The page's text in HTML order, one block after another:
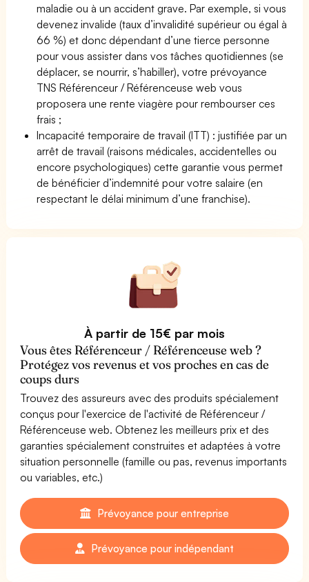
maladie ou à un accident grave. Par exemple, si vous
devenez invalide (taux d’invalidité supérieur ou égal à
66 %) et donc dépendant d’une tierce personne
pour vous assister dans vos tâches quotidiennes (se
déplacer, se nourrir, s’habiller), votre prévoyance
TNS Référenceur / Référenceuse web vous
proposera une rente viagère pour rembourser ces
frais ;
Incapacité temporaire de travail (ITT) : justifiée par un
arrêt de travail (raisons médicales, accidentelles ou
encore psychologiques) cette garantie vous permet
de bénéficier d’indemnité pour votre salaire (en
respectant le délai minimum d’une franchise).
À partir de 15€ par mois
Vous êtes Référenceur / Référenceuse web ?
Protégez vos revenus et vos proches en cas de
coups durs
Trouvez des assureurs avec des produits spécialement
conçus pour l'exercice de l'activité de Référenceur /
Référenceuse web. Obtenez les meilleurs prix et des
garanties spécialement construites et adaptées à votre
situation personnelle (famille ou pas, revenus importants
ou variables, etc.)
Prévoyance pour entreprise
Prévoyance pour indépendant